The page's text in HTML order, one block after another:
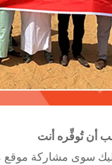
أن تُوفِّره أنت
سوى مشاركة موقع